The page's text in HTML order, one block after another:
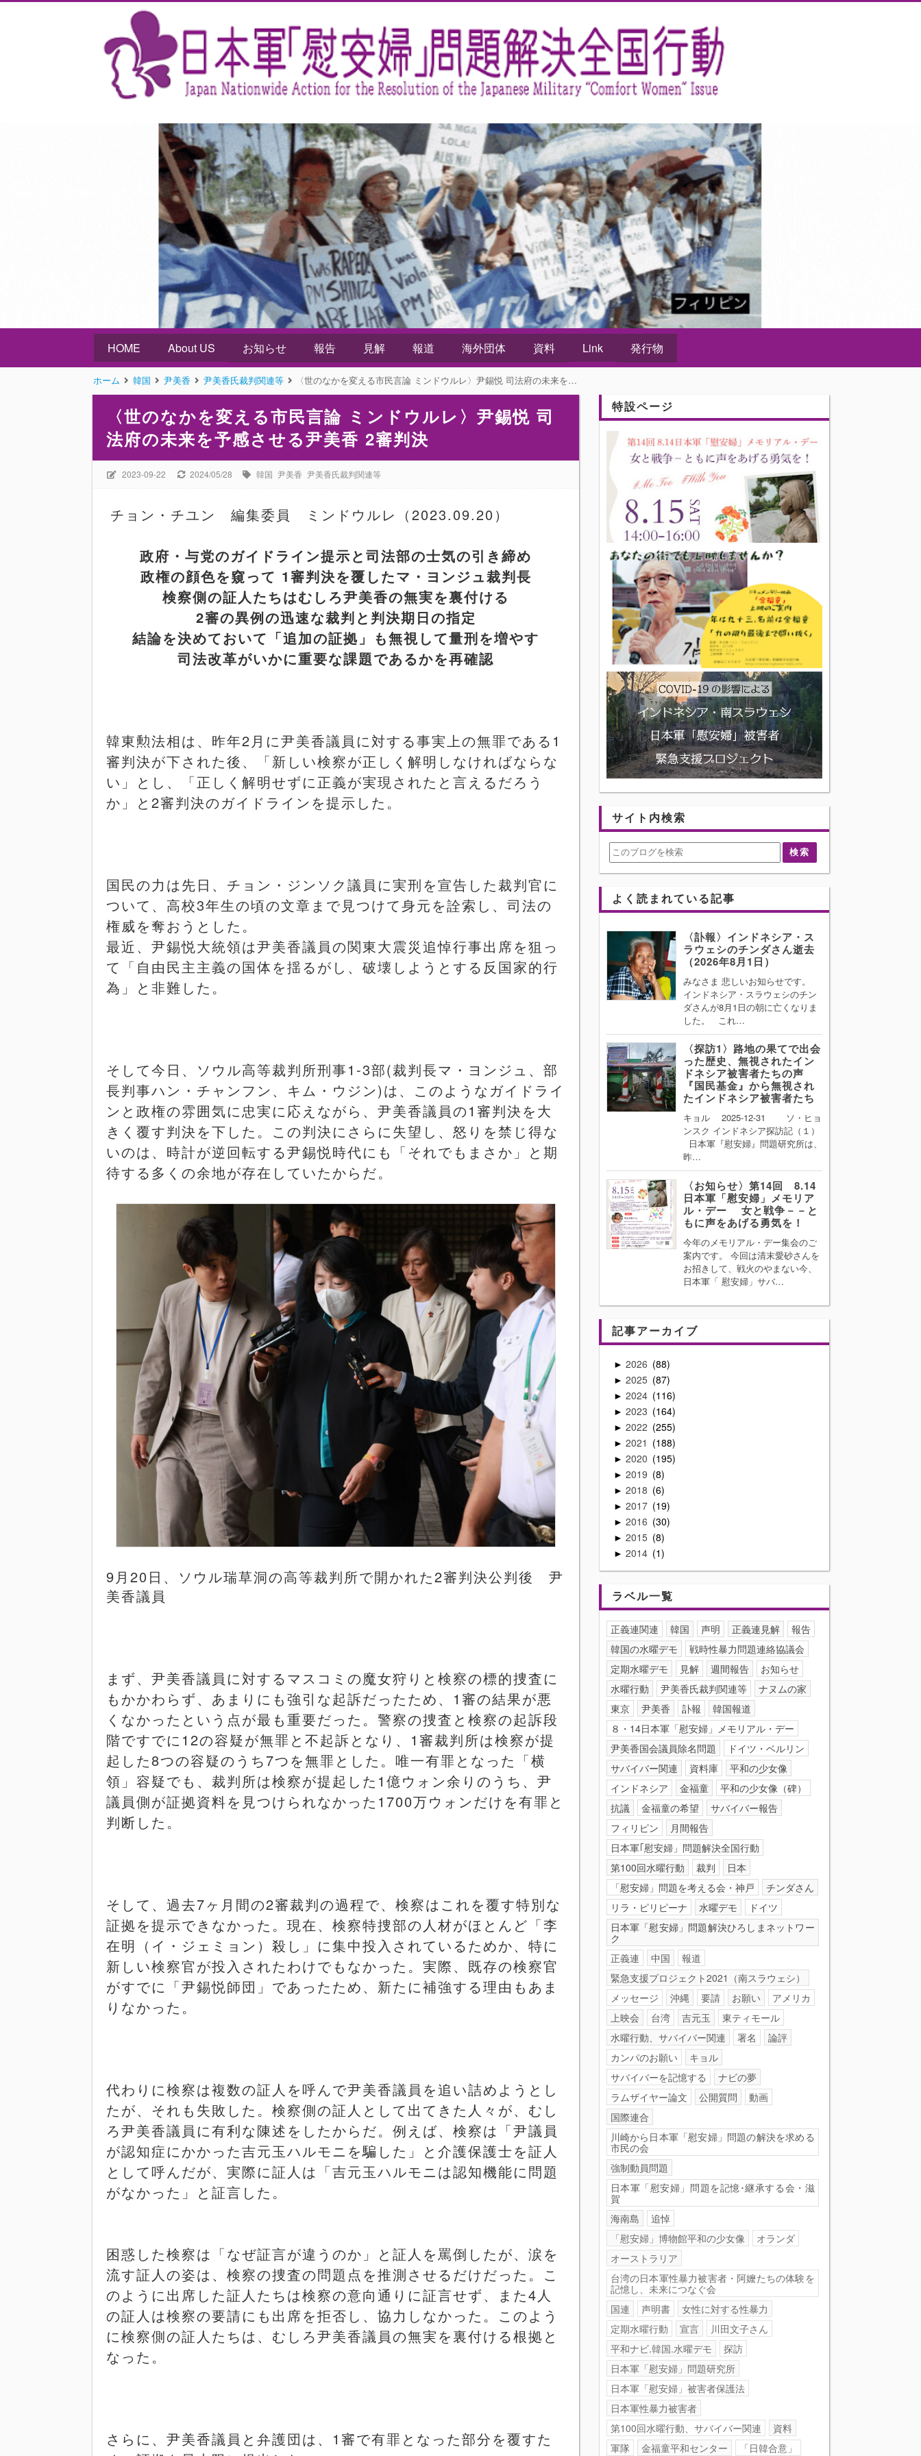
HOME About US お知らせ 報告 見解 報道 海外団体 資料 Link 発行物
ホーム 韓国 尹美香 尹美香氏裁判関連等 〈世のなかを変える市民言論 ミンドウルレ〉尹錫悦 司法府の未来を予感させる尹美香 2審判決
〈世のなかを変える市民言論 ミンドウルレ〉尹錫悦 司
法府の未来を予感させる尹美香 2審判決
2023-09-22 2024/05/28 韓国 尹美香 尹美香氏裁判関連等
チョン・チユン 編集委員 ミンドウルレ（2023.09.20 ）
政府・与党のガイドライン提示と司法部の士気の引き締め
政権の顔色を窺って 1審判決を覆したマ・ヨンジュ裁判長
検察側の証人たちはむしろ尹美香の無実を裏付ける
2審の異例の迅速な裁判と判決期日の指定
結論を決めておいて「追加の証拠」も無視して量刑を増やす
司法改革がいかに重要な課題であるかを再確認
韓東勲法相は、昨年2月に尹美香議員に対する事実上の無罪である 1
審判決が下された後、「新しい検察が正しく解明しなければならな
い」とし、「正しく解明せずに正義が実現されたと言えるだろう
か」と2審判決のガイドラインを提示した。
国民の力は先日、チョン・ジンソク議員に実刑を宣告した裁判官に
ついて、高校3年生の頃の文章まで見つけて身元を詮索し、司法の
権威を奪おうとした。
最近、尹錫悦大統領は尹美香議員の関東大震災追悼行事出席を狙っ
て「自由民主主義の国体を揺るがし、破壊しようとする反国家的行
為」と非難した。
そして今日、ソウル高等裁判所刑事1-3部(裁判長マ・ヨンジュ、部
長判事ハン・チャンフン、キム・ウジン)は、このようなガイドライ
ンと政権の雰囲気に忠実に応えながら、尹美香議員の1 審判決を大
きく覆す判決を下した。この判決にさらに失望し、怒りを禁じ得な
いのは、時計が逆回転する尹錫悦時代にも「それでもまさか」と期
待する多くの余地が存在していたからだ。
9月20 日、ソウル瑞草洞の高等裁判所で開かれた2審判決公判後 尹
美香議員
まず、尹美香議員に対するマスコミの魔女狩りと検察の標的捜査に
もかかわらず、あまりにも強引な起訴だったため、 1 審の結果が悪
くなかったという点が最も重要だった。警察の捜査と検察の起訴段
階ですでに 12の容疑が無罪と不起訴となり、 1 審裁判所は検察が提
起した8つの容疑のうち7つを無罪とした。唯一有罪となった「横
領」容疑でも、裁判所は検察が提起した 1億ウォン余りのうち、尹
議員側が証拠資料を見つけられなかった 1700万ウォンだけを有罪と
判断した。
そして、過去7ヶ月間の2審裁判の過程で、検察はこれを覆す特別な
証拠を提示できなかった。現在、検察特捜部の人材がほとんど「李
在明（イ・ジェミョン）殺し」に集中投入されているためか、特に
新しい検察官が投入されたわけでもなかった。実際、既存の検察官
がすでに「尹錫悦師団」であったため、新たに補強する理由もあま
りなかった。
代わりに検察は複数の証人を呼んで尹美香議員を追い詰めようとし
たが、それも失敗した。検察側の証人として出てきた人々が、むし
ろ尹美香議員に有利な陳述をしたからだ。例えば、検察は「尹議員
が認知症にかかった吉元玉ハルモニを騙した」と介護保護士を証人
として呼んだが、実際に証人は「吉元玉ハルモニは認知機能に問題
がなかった」と証言した。
困惑した検察は「なぜ証言が違うのか」と証人を罵倒したが、涙を
流す証人の姿は、検察の捜査の問題点を推測させるだけだった。こ
のように出席した証人たちは検察の意向通りに証言せず、また4人
の証人は検察の要請にも出席を拒否し、協力しなかった。このよう
に検察側の証人たちは、むしろ尹美香議員の無実を裏付ける根拠と
なった。
さらに、尹美香議員と弁護団は、 1 審で有罪となった部分を覆すた
特設ページ
サイト内検索
よく読まれている記事
〈訃報〉インドネシア・ス
ラウェシのチンダさん逝去
（2026年8月1日）
みなさま 悲しいお知らせです。
インドネシア・スラウェシのチン
ダさんが8月1日の朝に亡くなりま
した。 これ…
〈探訪1〉路地の果てで出会
った歴史、無視されたイン
ドネシア被害者たちの声
『国民基金』から無視され
たインドネシア被害者たち
キョル 2025-12-31 ソ・ヒョ
ンスク インドネシア探訪記（１）
日本軍『慰安婦』問題研究所は、
昨…
〈お知らせ〉第14回 8.14
日本軍「慰安婦」メモリア
ル・デー 女と戦争－－と
もに声をあげる勇気を！
今年のメモリアル・デー集会のご
案内です。 今回は清末愛砂さんを
お招きして、戦火のやまない今、
日本軍「 慰安婦」サバ…
記事アーカイブ
► 2026 88
► 2025 87
► 2024 116
► 2023 164
► 2022 255
► 2021 188
► 2020 195
► 2019 8
► 2018 6
► 2017 19
► 2016 30
► 2015 8
► 2014 1
ラベル一覧
正義連関連 韓国 声明 正義連見解
報告
韓国の水曜デモ
戦時性暴力問題連絡協議会
定期水曜デモ
見解 週間報告
お知らせ
水曜行動
尹美香氏裁判関連等
ナヌムの家
東京
尹美香 訃報
韓国報道
８・14日本軍「慰安婦」メモリアル・デー
尹美香国会議員除名問題
ドイツ・ベルリン
サバイバー関連
資料庫
平和の少女像
インドネシア
金福童
平和の少女像（碑）
抗議
金福童の希望
サバイバー報告
フィリピン
月間報告
日本軍｢慰安婦」問題解決全国行動
第100回水曜行動
裁判
日本
「慰安婦」問題を考える会・神戸
チンダさん
リラ・ピリピーナ
水曜デモ
ドイツ
日本軍「慰安婦」問題解決ひろしまネットワー
ク
正義連
中国
報道
緊急支援プロジェクト2021（南スラウェシ）
メッセージ
沖縄 要請 お願い
アメリカ
上映会
台湾 吉元玉
東ティモール
水曜行動、サバイバー関連
署名
論評
カンパのお願い
キョル
サバイバーを記憶する
ナビの夢
ラムザイヤー論文
公開質問
動画
国際連合
川崎から日本軍「慰安婦」問題の解決を求める
市民の会
強制動員問題
日本軍「慰安婦」問題を記憶･継承する会・滋
賀
海南島
追悼
「慰安婦」博物館平和の少女像
オランダ
オーストラリア
台湾の日本軍性暴力被害者・阿嬤たちの体験を
記憶し、未来につなぐ会
国連
声明書
女性に対する性暴力
定期水曜行動
宣言
川田文子さん
平和ナビ.韓国.水曜デモ
探訪
日本軍「慰安婦」問題研究所
日本軍「慰安婦」被害者保護法
日本軍性暴力被害者
第100回水曜行動、サバイバー関連
資料
軍隊
金福童平和センター 「日韓合意」